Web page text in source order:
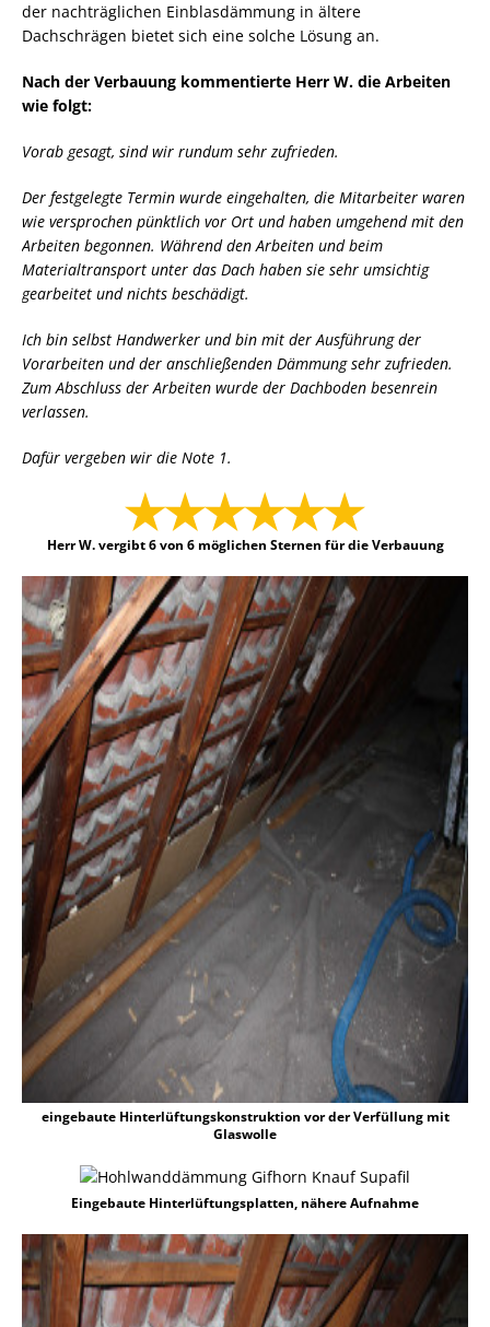
der nachträglichen Einblasdämmung in ältere
Dachschrägen bietet sich eine solche Lösung an.
Nach der Verbauung kommentierte Herr W. die Arbeiten
wie folgt:
Vorab gesagt, sind wir rundum sehr zufrieden.
Der festgelegte Termin wurde eingehalten, die Mitarbeiter waren
wie versprochen pünktlich vor Ort und haben umgehend mit den
Arbeiten begonnen. Während den Arbeiten und beim
Materialtransport unter das Dach haben sie sehr umsichtig
gearbeitet und nichts beschädigt.
Ich bin selbst Handwerker und bin mit der Ausführung der
Vorarbeiten und der anschließenden Dämmung sehr zufrieden.
Zum Abschluss der Arbeiten wurde der Dachboden besenrein
verlassen.
Dafür vergeben wir die Note 1.
Herr W. vergibt 6 von 6 möglichen Sternen für die Verbauung
eingebaute Hinterlüftungskonstruktion vor der Verfüllung mit
Glaswolle
Eingebaute Hinterlüftungsplatten, nähere Aufnahme